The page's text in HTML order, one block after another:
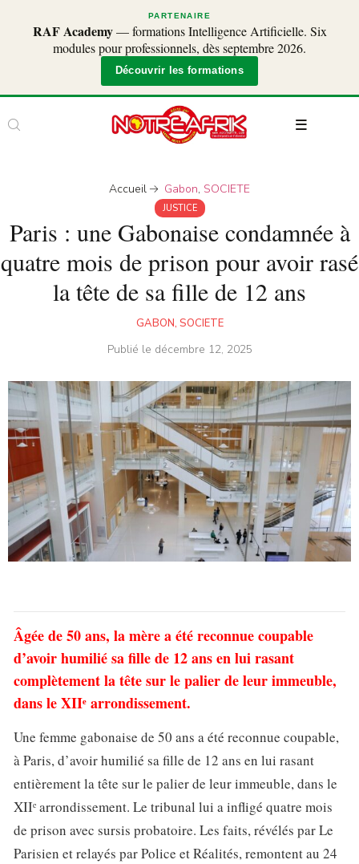
PARTENAIRE
RAF Academy— formations Intelligence Artificielle. Six
modules pour professionnels, dès septembre 2026.
Découvrir les formations
Accueil Gabon, SOCIETE
JUSTICE
Paris : une Gabonaise condamnée à
quatre mois de prison pour avoir rasé
la tête de sa fille de 12 ans
GABON, SOCIETE
Publié le décembre 12, 2025
Âgée de 50 ans, la mère a été reconnue coupable
d’avoir humilié sa fille de 12 ans en lui rasant
complètement la tête sur le palier de leur immeuble,
dans le XIIᵉ arrondissement.
Une femme gabonaise de 50 ans a été reconnue coupable,
à Paris, d’avoir humilié sa fille de 12 ans en lui rasant
entièrement la tête sur le palier de leur immeuble, dans le
XIIᵉ arrondissement. Le tribunal lui a infligé quatre mois
de prison avec sursis probatoire. Les faits, révélés par Le
Parisien et relayés par Police et Réalités, remontent au 24